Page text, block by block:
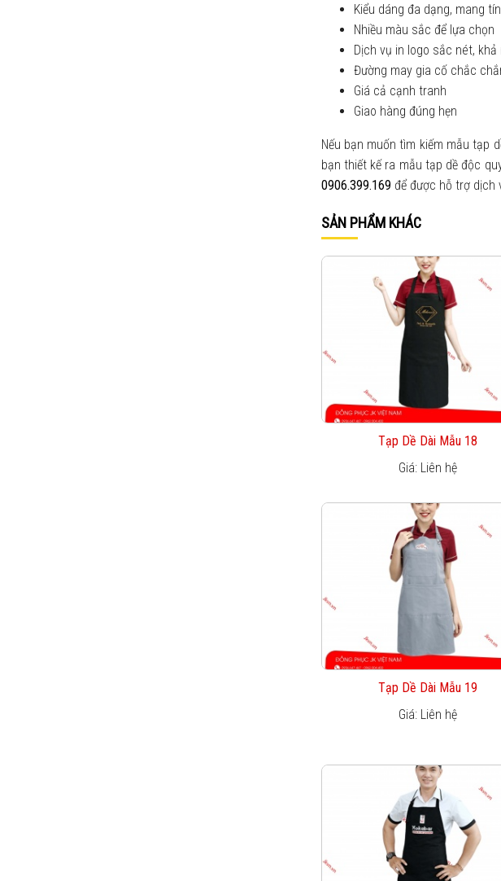
Kiểu dáng đa dạng, mang
Nhiều màu sắc để lựa chọn
Dịch vụ in logo sắc nét,
Đường may gia cố chắc
Giá cả cạnh tranh
Giao hàng đúng hẹn
Nếu bạn muốn tìm kiếm mẫu tạp
bạn thiết kế ra mẫu tạp dề độc
0906.399.169 để được hỗ trợ dịch
SẢN PHẨM KHÁC
Tạp Dề Dài Mẫu 18
Giá: Liên hệ
Tạp Dề Dài Mẫu 19
Giá: Liên hệ